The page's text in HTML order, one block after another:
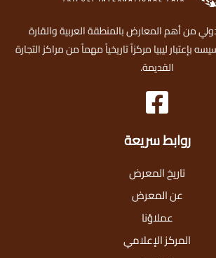
من أهم المعارض بالمنطقة العربية والقارة
بإعتبار ليبيا مركزاً تاريخياً مهماً من مراكز التجارة
القديمة.
روابط سريعة
تاريخ المعرض
عن المعرض
عملاؤنا
المركز الإعلامي